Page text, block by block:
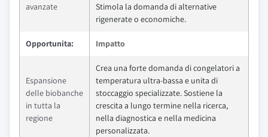
avanzate
Stimola la domanda di alternative
rigenerate o economiche.
Opportunita: Impatto
Espansione
delle biobanche
in tutta la
regione
Crea una forte domanda di congelatori a
temperatura ultra-bassa e unita di
stoccaggio specializzate. Sostiene la
crescita a lungo termine nella ricerca,
nella diagnostica e nella medicina
personalizzata.